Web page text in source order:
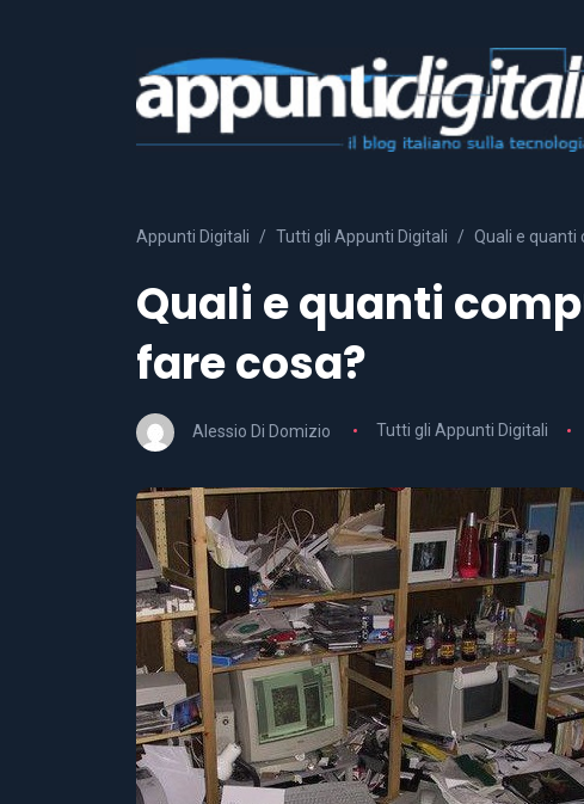
Appunti Digitali Tutti gli Appunti Digitali Quali e quanti
Quali e quanti
fare cosa?
Alessio Di Domizio Tutti gli Appunti Digitali